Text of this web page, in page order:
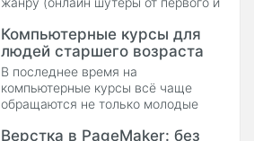
осуществлялся только после
аркады и т.п.), виду клиентской
части (браузерная/оффлайн-
клиент), методу удержания игроков
(ранкинг, прокачка и т.п.),
управлению персонажем и так
далее… Мы рассмотрим онлайн
Компьютерные курсы для
людей старшего возраста
В последнее время на
компьютерные курсы всё чаще
обращаются не только молодые
старшего возраста. Они
Верстка в PageMaker: без